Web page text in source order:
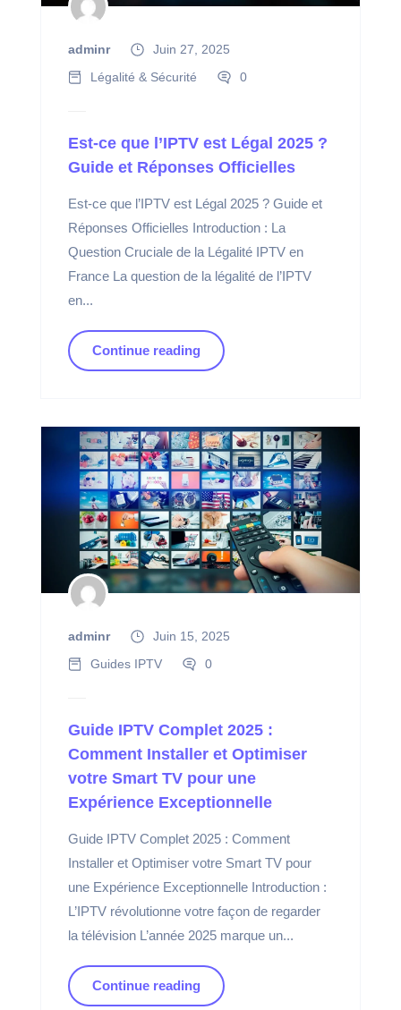
adminr
Juin 27, 2025
Légalité & Sécurité
0
Est-ce que l’IPTV est Légal 2025 ?
Guide et Réponses Officielles
Est-ce que l’IPTV est Légal 2025 ? Guide et
Réponses Officielles Introduction : La
Question Cruciale de la Légalité IPTV en
France La question de la légalité de l’IPTV
en...
Continue reading
adminr
Juin 15, 2025
Guides IPTV
0
Guide IPTV Complet 2025 :
Comment Installer et Optimiser
votre Smart TV pour une
Expérience Exceptionnelle
Guide IPTV Complet 2025 : Comment
Installer et Optimiser votre Smart TV pour
une Expérience Exceptionnelle Introduction :
L’IPTV révolutionne votre façon de regarder
la télévision L’année 2025 marque un...
Continue reading